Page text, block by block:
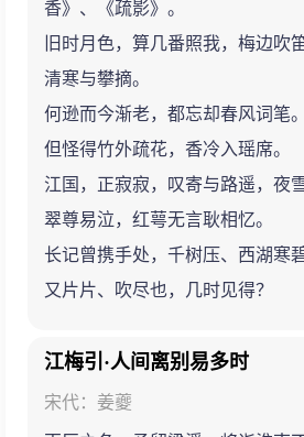
香》、《疏影》。
旧时月色，算几番照我，梅边吹
清寒与攀摘。
何逊而今渐老，都忘却春风词笔。
但怪得竹外疏花，香冷入瑶席。
江国，正寂寂，叹寄与路遥，夜
翠尊易泣，红萼无言耿相忆。
长记曾携手处，千树压、西湖寒碧
又片片、吹尽也，几时见得？
江梅引·人间离别易多时
宋代：姜夔